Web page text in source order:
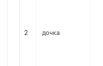
2 дочка